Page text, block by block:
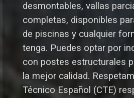
desmontables, vallas
completas, disponibles
de piscinas y cualquier
tenga. Puedes optar por
con postes estructurales
la mejor calidad.
Técnico Español (CTE)